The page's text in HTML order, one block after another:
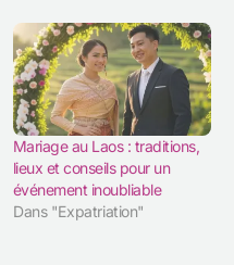
Mariage au Laos : traditions,
lieux et conseils pour un
événement inoubliable
Dans "Expatriation"